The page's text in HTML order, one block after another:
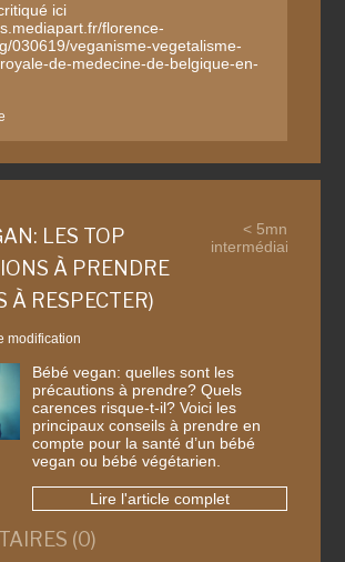
ici
florence-
030619/veganisme-vegetalisme-
de-medecine-de-belgique-en-
LES TOP
À PRENDRE
À RESPECTER)
modification
< 5mn
intermédiaire
Bébé vegan: quelles sont les
précautions à prendre? Quels
carences risque-t-il? Voici les
principaux conseils à prendre en
compte pour la santé d’un bébé
vegan ou bébé végétarien.
Lire l'article complet
(0)